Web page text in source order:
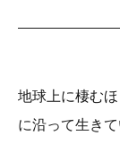
地球上に棲む
に沿って生き